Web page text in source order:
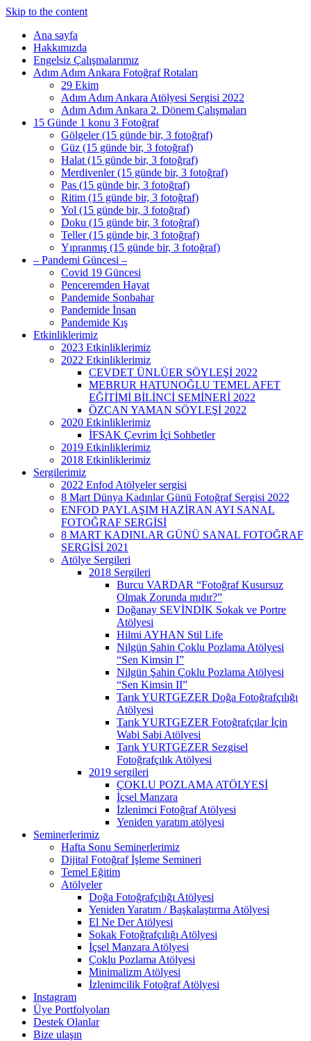
Skip to the content
Ana sayfa
Hakkımızda
Engelsiz Çalışmalarımız
Adım Adım Ankara Fotoğraf Rotaları
29 Ekim
Adım Adım Ankara Atölyesi Sergisi 2022
Adım Adım Ankara 2. Dönem Çalışmaları
15 Günde 1 konu 3 Fotoğraf
Gölgeler (15 günde bir, 3 fotoğraf)
Güz (15 günde bir, 3 fotoğraf)
Halat (15 günde bir, 3 fotoğraf)
Merdivenler (15 günde bir, 3 fotoğraf)
Pas (15 günde bir, 3 fotoğraf)
Ritim (15 günde bir, 3 fotoğraf)
Yol (15 günde bir, 3 fotoğraf)
Doku (15 günde bir, 3 fotoğraf)
Teller (15 günde bir, 3 fotoğraf)
Yıpranmış (15 günde bir, 3 fotoğraf)
– Pandemi Güncesi –
Covid 19 Güncesi
Penceremden Hayat
Pandemide Sonbahar
Pandemide İnsan
Pandemide Kış
Etkinliklerimiz
2023 Etkinliklerimiz
2022 Etkinliklerimiz
CEVDET ÜNLÜER SÖYLEŞİ 2022
MEBRUR HATUNOĞLU TEMEL AFET
EĞİTİMİ BİLİNCİ SEMİNERİ 2022
ÖZCAN YAMAN SÖYLEŞİ 2022
2020 Etkinliklerimiz
İFSAK Çevrim İçi Sohbetler
2019 Etkinliklerimiz
2018 Etkinliklerimiz
Sergilerimiz
2022 Enfod Atölyeler sergisi
8 Mart Dünya Kadınlar Günü Fotoğraf Sergisi 2022
ENFOD PAYLAŞIM HAZİRAN AYI SANAL
FOTOĞRAF SERGİSİ
8 MART KADINLAR GÜNÜ SANAL FOTOĞRAF
SERGİSİ 2021
Atölye Sergileri
2018 Sergileri
Burcu VARDAR “Fotoğraf Kusursuz
Olmak Zorunda mıdır?”
Doğanay SEVİNDİK Sokak ve Portre
Atölyesi
Hilmi AYHAN Stil Life
Nilgün Şahin Çoklu Pozlama Atölyesi
“Sen Kimsin I”
Nilgün Şahin Çoklu Pozlama Atölyesi
“Sen Kimsin II”
Tarık YURTGEZER Doğa Fotoğrafçılığı
Atölyesi
Tarık YURTGEZER Fotoğrafçılar İçin
Wabi Sabi Atölyesi
Tarık YURTGEZER Sezgisel
Fotoğrafçılık Atölyesi
2019 sergileri
ÇOKLU POZLAMA ATÖLYESİ
İçsel Manzara
İzlenimci Fotoğraf Atölyesi
Yeniden yaratım atölyesi
Seminerlerimiz
Hafta Sonu Seminerlerimiz
Dijital Fotoğraf İşleme Semineri
Temel Eğitim
Atölyeler
Doğa Fotoğrafçılığı Atölyesi
Yeniden Yaratım / Başkalaştırma Atölyesi
El Ne Der Atölyesi
Sokak Fotoğrafçılığı Atölyesi
İçsel Manzara Atölyesi
Çoklu Pozlama Atölyesi
Minimalizm Atölyesi
İzlenimcilik Fotoğraf Atölyesi
Instagram
Üye Portfolyoları
Destek Olanlar
Bize ulaşın